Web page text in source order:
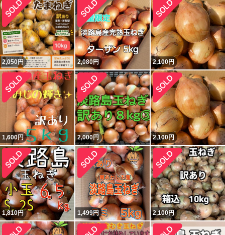
2,050円 2,080円 2,100円
1,600円 2,000円 2,100円
1,810円 1,499円 2,100円